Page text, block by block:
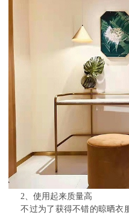
2、使用起来质量高
不过为了获得不错的晾晒衣